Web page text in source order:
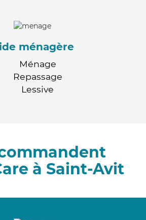
ménagère
Ménage
Repassage
Lessive
à Saint-Avit